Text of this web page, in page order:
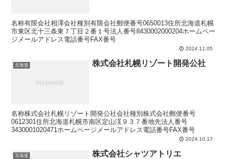
名称有限会社相澤会社種別有限会社郵便番号0650013住所北海道札幌
市東区北十三条東７丁目２番１号法人番号8430002000204ホームペー
ジメールアドレス電話番号FAX番号
2024.11.05
北海道 株式会社札幌リゾート開発公社
名称株式会社札幌リゾート開発公社会社種別株式会社郵便番号
0612301住所北海道札幌市南区定山渓９３７番地先法人番号
3430001020471ホームページメールアドレス電話番号FAX番号
2024.10.17
北海道 株式会社シャツアトリエ